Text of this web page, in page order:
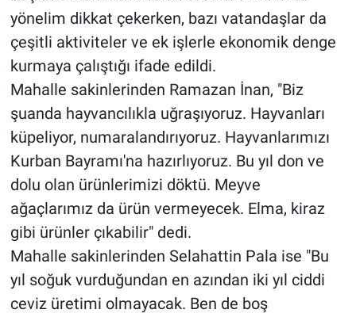
yönelim dikkat çekerken, bazı vatandaşlar da
çeşitli aktiviteler ve ek işlerle ekonomik denge
kurmaya çalıştığı ifade edildi.
Mahalle sakinlerinden Ramazan İnan, "Biz
şuanda hayvancılıkla uğraşıyoruz. Hayvanları
küpeliyor, numaralandırıyoruz. Hayvanlarımızı
Kurban Bayramı'na hazırlıyoruz. Bu yıl don ve
dolu olan ürünlerimizi döktü. Meyve
ağaçlarımız da ürün vermeyecek. Elma, kiraz
gibi ürünler çıkabilir" dedi.
Mahalle sakinlerinden Selahattin Pala ise "Bu
yıl soğuk vurduğundan en azından iki yıl ciddi
ceviz üretimi olmayacak. Ben de boş